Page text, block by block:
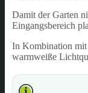
Damit der Garten
Eingangsbereich
In Kombination mit
warmweiße